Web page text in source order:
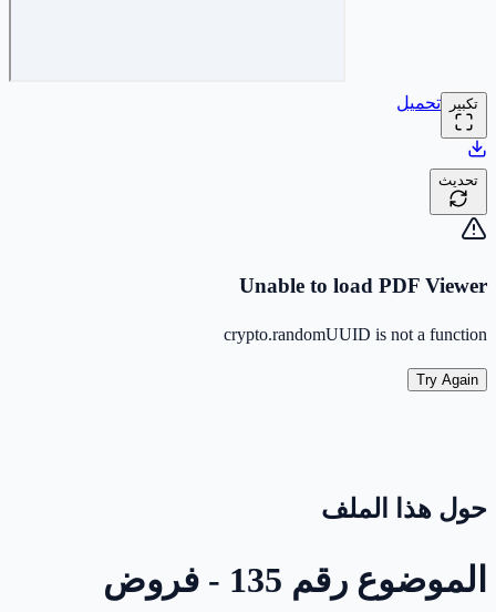
تكبير تحميل
تحديث
Unable to load PDF Viewer
crypto.randomUUID is not a function
Try Again
حول هذا الملف
الموضوع رقم 135 - فروض